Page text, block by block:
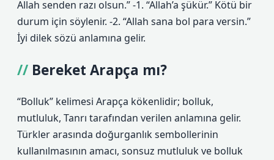
Allah senden razı olsun.” -1. “Allah’a şükür.” Kötü bir
durum için söylenir. -2. “Allah sana bol para versin.”
İyi dilek sözü anlamına gelir.
Bereket Arapça mı?
“Bolluk” kelimesi Arapça kökenlidir; bolluk,
mutluluk, Tanrı tarafından verilen anlamına gelir.
Türkler arasında doğurganlık sembollerinin
kullanılmasının amacı, sonsuz mutluluk ve bolluk